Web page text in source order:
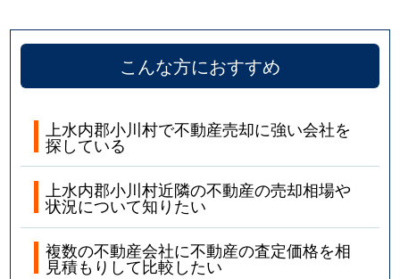
こんな方におすすめ
上水内郡小川村で不動産売却に強い会社を
探している
上水内郡小川村近隣の不動産の売却相場や
状況について知りたい
複数の不動産会社に不動産の査定価格を相
見積もりして比較したい